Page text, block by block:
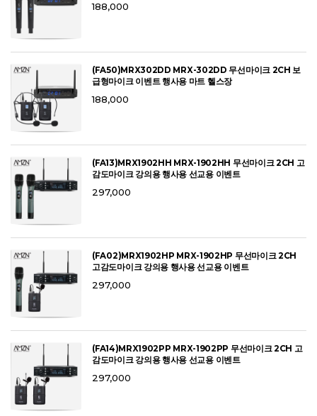
188,000
(FA50)MRX302DD MRX-302DD 무선마이크 2CH 보
급형마이크 이벤트 행사용 마트 헬스장
188,000
(FA13)MRX1902HH MRX-1902HH 무선마이크 2CH 고
감도마이크 강의용 행사용 선교용 이벤트
297,000
(FA02)MRX1902HP MRX-1902HP 무선마이크 2CH
고감도마이크 강의용 행사용 선교용 이벤트
297,000
(FA14)MRX1902PP MRX-1902PP 무선마이크 2CH 고
감도마이크 강의용 행사용 선교용 이벤트
297,000